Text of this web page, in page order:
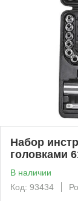
Набор
головками
В наличии
Код: 93434